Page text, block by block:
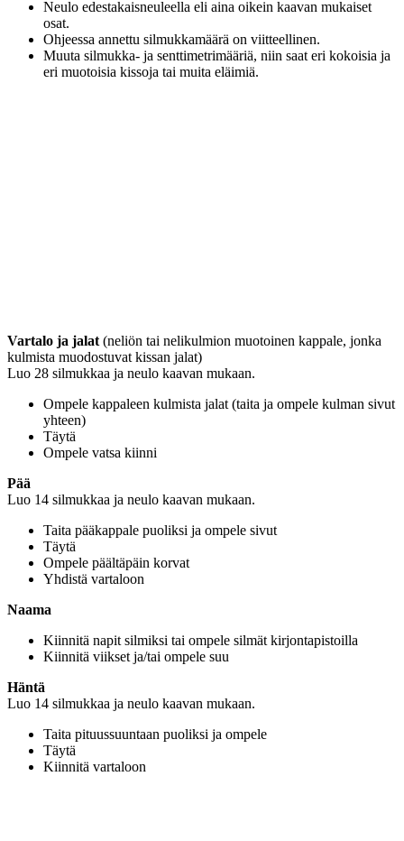
Neulo edestakaisneuleella eli aina oikein kaavan mukaiset
osat.
Ohjeessa annettu silmukkamäärä on viitteellinen.
Muuta silmukka- ja senttimetrimääriä, niin saat eri kokoisia ja
eri muotoisia kissoja tai muita eläimiä.
Vartalo ja jalat (neliön tai nelikulmion muotoinen kappale, jonka
kulmista muodostuvat kissan jalat)
Luo 28 silmukkaa ja neulo kaavan mukaan.
Ompele kappaleen kulmista jalat (taita ja ompele kulman sivut
yhteen)
Täytä
Ompele vatsa kiinni
Pää
Luo 14 silmukkaa ja neulo kaavan mukaan.
Taita pääkappale puoliksi ja ompele sivut
Täytä
Ompele päältäpäin korvat
Yhdistä vartaloon
Naama
Kiinnitä napit silmiksi tai ompele silmät kirjontapistoilla
Kiinnitä viikset ja/tai ompele suu
Häntä
Luo 14 silmukkaa ja neulo kaavan mukaan.
Taita pituussuuntaan puoliksi ja ompele
Täytä
Kiinnitä vartaloon